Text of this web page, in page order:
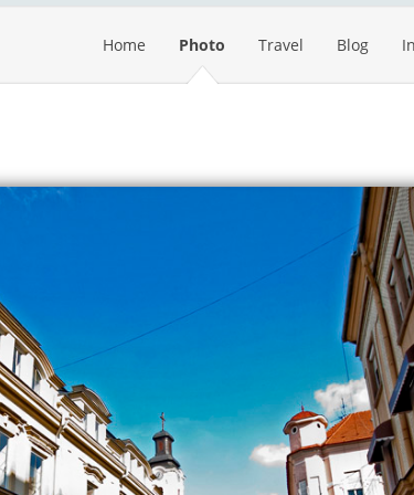
Home Photo Travel Blog